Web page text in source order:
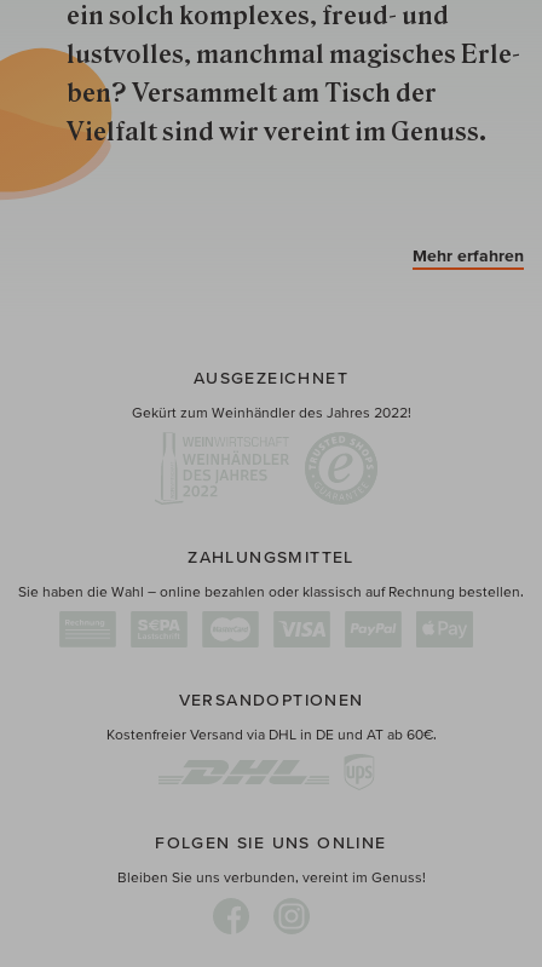
ein solch kom­plexes, freud- und
lustvolles, manchmal ma­gisch­es Er­le­
ben? Versammelt am Tisch der
Vielfalt sind wir ver­eint im Genuss.
Mehr erfahren
AUSGEZEICHNET
Gekürt zum Weinhändler des Jahres 2022!
ZAHLUNGSMITTEL
Sie haben die Wahl – online bezahlen oder klassisch auf Rechnung bestellen.
VERSANDOPTIONEN
Kostenfreier Versand via DHL in DE und AT ab 60€.
FOLGEN SIE UNS ONLINE
Bleiben Sie uns verbunden, vereint im Genuss!